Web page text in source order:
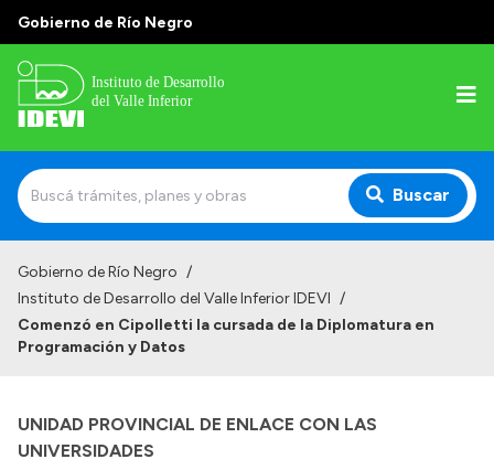
Gobierno de Río Negro
Buscar
Institucional
Normativa
Gobierno de Río Negro /
Instituto de Desarrollo del Valle Inferior IDEVI /
Comenzó en Cipolletti la cursada de la Diplomatura en
Programación y Datos
UNIDAD PROVINCIAL DE ENLACE CON LAS
UNIVERSIDADES